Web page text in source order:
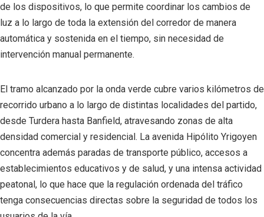
de los dispositivos, lo que permite coordinar los cambios de
luz a lo largo de toda la extensión del corredor de manera
automática y sostenida en el tiempo, sin necesidad de
intervención manual permanente.
El tramo alcanzado por la onda verde cubre varios kilómetros de
recorrido urbano a lo largo de distintas localidades del partido,
desde Turdera hasta Banfield, atravesando zonas de alta
densidad comercial y residencial. La avenida Hipólito Yrigoyen
concentra además paradas de transporte público, accesos a
establecimientos educativos y de salud, y una intensa actividad
peatonal, lo que hace que la regulación ordenada del tráfico
tenga consecuencias directas sobre la seguridad de todos los